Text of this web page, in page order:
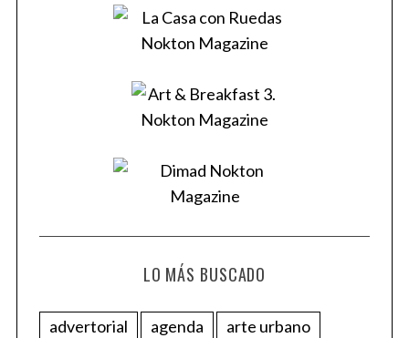
LO MÁS BUSCADO
advertorial agenda
arte urbano